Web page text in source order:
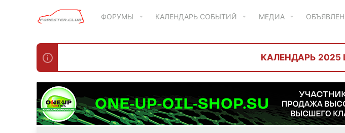
ФОРУМЫ КАЛЕНДАРЬ СОБЫТИЙ МЕДИА
КАЛЕНДАРЬ 2025